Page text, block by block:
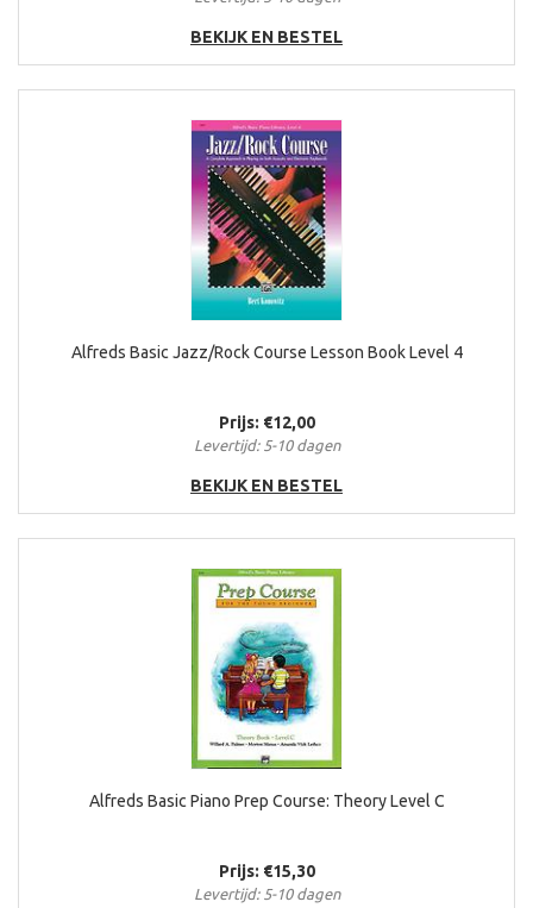
BEKIJK EN BESTEL
Alfreds Basic Jazz/Rock Course Lesson Book Level 4
Prijs: €12,00
Levertijd: 5-10 dagen
BEKIJK EN BESTEL
Alfreds Basic Piano Prep Course: Theory Level C
Prijs: €15,30
Levertijd: 5-10 dagen